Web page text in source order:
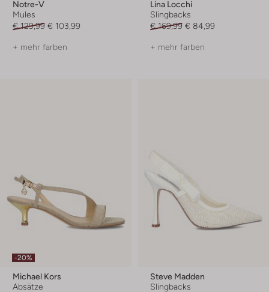
Notre-V
Mules
€ 129,99 € 103,99
+ mehr farben
Lina Locchi
Slingbacks
€ 169,99 € 84,99
+ mehr farben
-20%
Michael Kors
Absätze
Steve Madden
Slingbacks